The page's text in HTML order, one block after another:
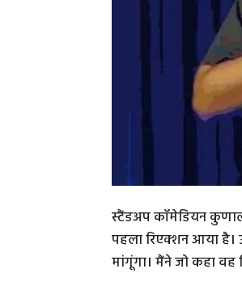
स्टैंडअप कॉमेडियन कुणाल
पहला रिएक्शन आया है।
मांगूंगा। मैंने जो कहा